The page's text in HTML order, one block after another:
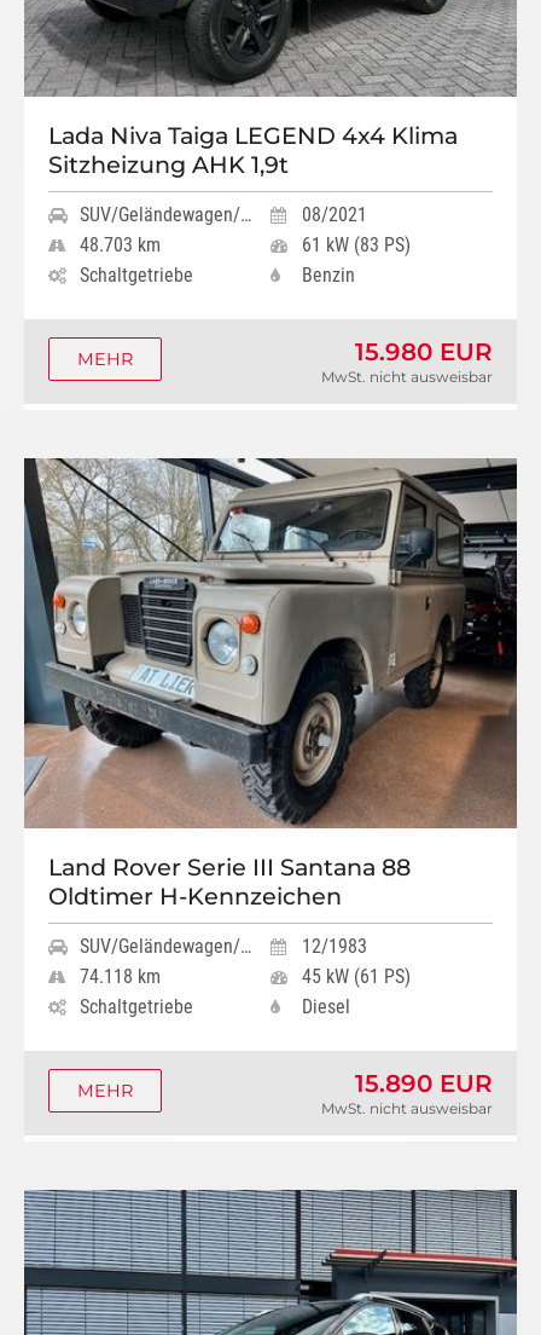
Lada Niva Taiga LEGEND 4x4 Klima
Sitzheizung AHK 1,9t
SUV/Geländewagen/Pickup
08/2021
48.703 km
61 kW (83 PS)
Schaltgetriebe
Benzin
15.980 EUR
MwSt. nicht ausweisbar
MEHR
Land Rover Serie III Santana 88
Oldtimer H-Kennzeichen
SUV/Geländewagen/Pickup
12/1983
74.118 km
45 kW (61 PS)
Schaltgetriebe
Diesel
15.890 EUR
MwSt. nicht ausweisbar
MEHR